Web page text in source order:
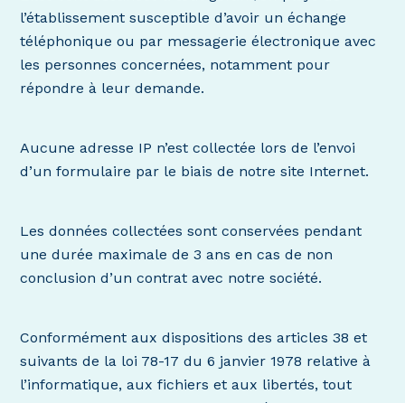
l’établissement susceptible d’avoir un échange
téléphonique ou par messagerie électronique avec
les personnes concernées, notamment pour
répondre à leur demande.
Aucune adresse IP n’est collectée lors de l’envoi
d’un formulaire par le biais de notre site Internet.
Les données collectées sont conservées pendant
une durée maximale de 3 ans en cas de non
conclusion d’un contrat avec notre société.
Conformément aux dispositions des articles 38 et
suivants de la loi 78-17 du 6 janvier 1978 relative à
l’informatique, aux fichiers et aux libertés, tout